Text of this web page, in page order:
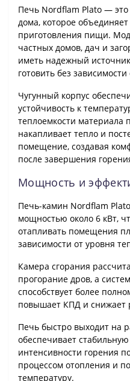
Печь Nordflam Plato —
дома, которое
приготовления пищи.
частных домов, дач и
иметь надежный
готовить без
Чугунный корпус
устойчивость к
теплоемкости материала
накапливает тепло и
помещение, создавая
после завершения
Мощность и
Печь-камин Nordflam
мощностью около 6 кВт,
отапливать помещения
зависимости от уровня
Камера сгорания
прогорание дров, а
способствует более
повышает КПД и снижает
Печь быстро выходит на
обеспечивает
интенсивности горения
процессом отопления и
температуру.